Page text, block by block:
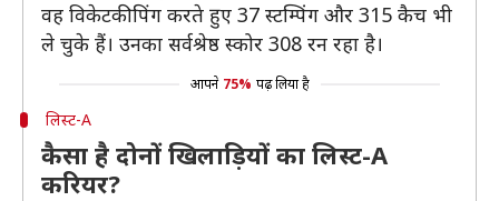
वह विकेटकीपिंग करते हुए 37 स्टम्पिंग और 315 कैच भी
ले चुके हैं। उनका सर्वश्रेष्ठ स्कोर 308 रन रहा है।
आपने 75% पढ़ लिया है
लिस्ट-A
कैसा है दोनों खिलाड़ियों का लिस्ट-A
करियर?